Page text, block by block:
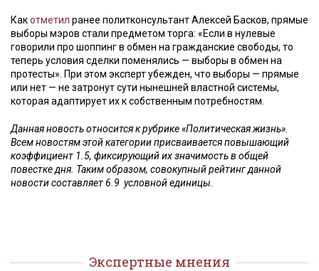
Какотметил ранее политконсультант Алексей Басков, прямые
выборы мэров стали предметом торга: «Если в нулевые
говорили про шоппинг в обмен на гражданские свободы, то
теперь условия сделки поменялись — выборы в обмен на
протесты». При этом эксперт убежден, что выборы — прямые
или нет — не затронут сути нынешней властной системы,
которая адаптирует их к собственным потребностям.
Данная новость относится к рубрике «Политическая жизнь».
Всем новостям этой категории присваивается повышающий
коэффициент 1.5, фиксирующий их значимость в общей
повестке дня. Таким образом, совокупный рейтинг данной
новости составляет 6.9 условной единицы.
Экспертные мнения